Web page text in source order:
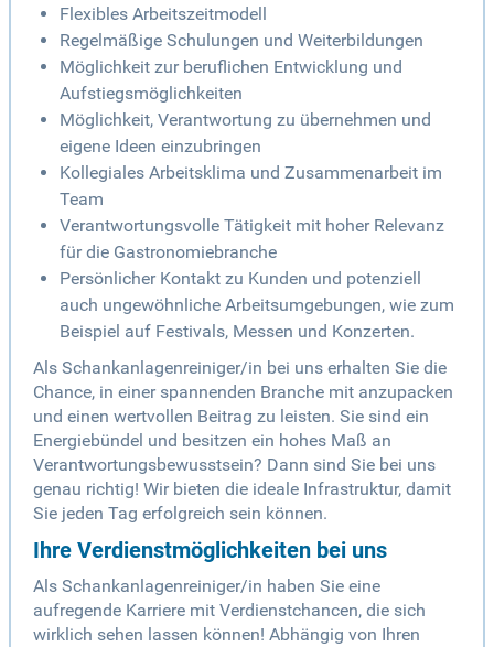
Flexibles Arbeitszeitmodell
Regelmäßige Schulungen und Weiterbildungen
Möglichkeit zur beruflichen Entwicklung und
Aufstiegsmöglichkeiten
Möglichkeit, Verantwortung zu übernehmen und
eigene Ideen einzubringen
Kollegiales Arbeitsklima und Zusammenarbeit im
Team
Verantwortungsvolle Tätigkeit mit hoher Relevanz
für die Gastronomiebranche
Persönlicher Kontakt zu Kunden und potenziell
auch ungewöhnliche Arbeitsumgebungen, wie zum
Beispiel auf Festivals, Messen und Konzerten.
Als Schankanlagenreiniger/in bei uns erhalten Sie die
Chance, in einer spannenden Branche mit anzupacken
und einen wertvollen Beitrag zu leisten. Sie sind ein
Energiebündel und besitzen ein hohes Maß an
Verantwortungsbewusstsein? Dann sind Sie bei uns
genau richtig! Wir bieten die ideale Infrastruktur, damit
Sie jeden Tag erfolgreich sein können.
Ihre Verdienstmöglichkeiten bei uns
Als Schankanlagenreiniger/in haben Sie eine
aufregende Karriere mit Verdienstchancen, die sich
wirklich sehen lassen können! Abhängig von Ihren